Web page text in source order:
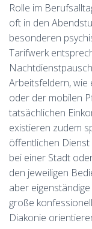
Rolle im
oft in den
besonderen
Tarifwerk
Arbeitsfeldern,
oder der mobilen
tatsächlichen
existieren zudem
öffentlichen
bei einer Stadt
den jeweiligen
aber
große
Diakonie